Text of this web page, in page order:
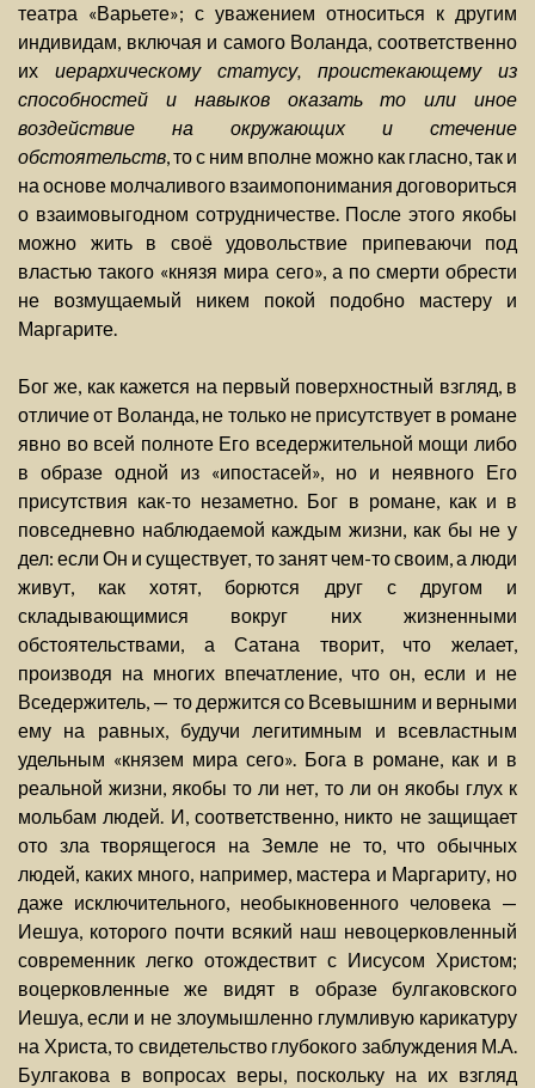
театра «Варьете»; с уважением относиться к другим
индивидам, включая и самого Воланда, соответственно
их иерархическому статусу, проистекающему из
способностей и навыков оказать то или иное
воздействие на окружающих и стечение
обстоятельств, то с ним вполне можно как гласно, так и
на основе молчаливого взаимопонимания договориться
о взаимовыгодном сотрудничестве. После этого якобы
можно жить в своё удовольствие припеваючи под
властью такого «князя мира сего», а по смерти обрести
не возмущаемый никем покой подобно мастеру и
Маргарите.
Бог же, как кажется на первый поверхностный взгляд, в
отличие от Воланда, не только не присутствует в романе
явно во всей полноте Его вседержительной мощи либо
в образе одной из «ипостасей», но и неявного Его
присутствия как-то незаметно. Бог в романе, как и в
повседневно наблюдаемой каждым жизни, как бы не у
дел: если Он и существует, то занят чем-то своим, а люди
живут, как хотят, борются друг с другом и
складывающимися вокруг них жизненными
обстоятельствами, а Сатана творит, что желает,
производя на многих впечатление, что он, если и не
Вседержитель, — то держится со Всевышним и верными
ему на равных, будучи легитимным и всевластным
удельным «князем мира сего». Бога в романе, как и в
реальной жизни, якобы то ли нет, то ли он якобы глух к
мольбам людей. И, соответственно, никто не защищает
ото зла творящегося на Земле не то, что обычных
людей, каких много, например, мастера и Маргариту, но
даже исключительного, необыкновенного человека —
Иешуа, которого почти всякий наш невоцерковленный
современник легко отождествит с Иисусом Христом;
воцерковленные же видят в образе булгаковского
Иешуа, если и не злоумышленно глумливую карикатуру
на Христа, то свидетельство глубокого заблуждения М.А.
Булгакова в вопросах веры, поскольку на их взгляд